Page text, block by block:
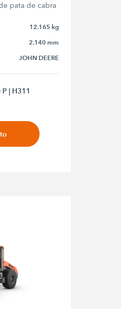
pata de cabra
12.165 kg
2.140 mm
JOHN DEERE
| H311